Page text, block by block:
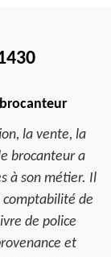
la vente, la
brocanteur a
à son métier. Il
de
de police
et